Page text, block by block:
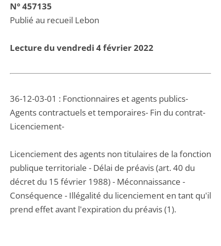
N° 457135
Publié au recueil Lebon
Lecture du vendredi 4 février 2022
36-12-03-01 : Fonctionnaires et agents publics-
Agents contractuels et temporaires- Fin du contrat-
Licenciement-
Licenciement des agents non titulaires de la fonction
publique territoriale - Délai de préavis (art. 40 du
décret du 15 février 1988) - Méconnaissance -
Conséquence - Illégalité du licenciement en tant qu'il
prend effet avant l'expiration du préavis (1).